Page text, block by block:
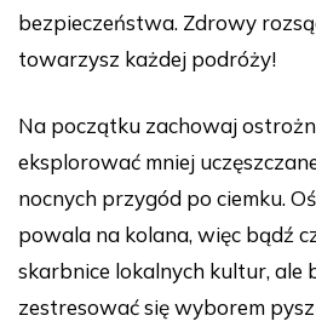
bezpieczeństwa. Zdrowy
towarzysz każdej podróży!
Na początku zachowaj
eksplorować mniej
nocnych przygód po ciemku.
powala na kolana, więc bądź
skarbnice lokalnych kultur, ale
zestresować się wyborem